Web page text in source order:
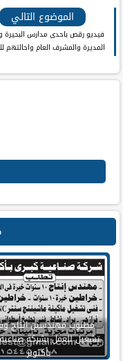
بوك
الموضوع التالي
فيديو رقص باحدى مدارس البحيرة
المديرة والمشرف العام واحالتهم
مطلوب مهندسين انتاج
تشغيل للعمل بشركة
بأكتوبر